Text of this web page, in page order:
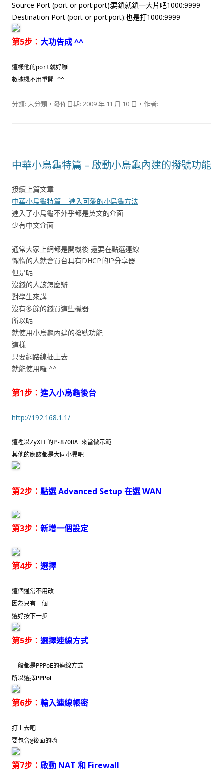
Source Port (port or port:port):要鎖就鎖一大片吧1000:9999
Destination Port (port or port:port):也是打1000:9999
第5步： 大功告成 ^^
這樣他的port就好囉
數據機不用重開 ^^
分類: 未分類 ，發佈日期: 2009 年 11 月 10 日 ，作者:
中華小烏龜特篇 – 啟動小烏龜內建的撥號功能
接續上篇文章
中華小烏龜特篇 – 進入可愛的小烏龜方法
進入了小烏龜不外乎都是英文的介面
少有中文介面
通常大家上網都是開機後 還要在點選連線
懶惰的人就會買台具有DHCP的IP分享器
但是呢
沒錢的人該怎麼辦
對學生來講
沒有多餘的錢買這些機器
所以呢
就使用小烏龜內建的撥號功能
這樣
只要網路線插上去
就能使用囉 ^^
第1步： 進入小烏龜後台
http://192.168.1.1/
這裡以ZyXEL的P-870HA 來當做示範
其他的應該都是大同小異吧
第2步： 點選 Advanced Setup 在選 WAN
第3步： 新增一個設定
第4步： 選擇
這個通常不用改
因為只有一個
選好按下一步
第5步： 選擇連線方式
一般都是PPPoE的連線方式
所以選擇PPPoE
第6步： 輸入連線帳密
打上去吧
要包含@後面的唷
第7步： 啟動 NAT 和 Firewall